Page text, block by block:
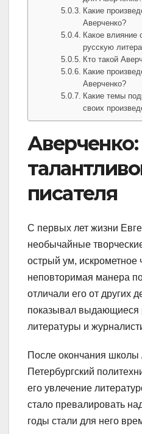
Какие
Аверченко?
Какое влияние
русскую
Кто такой
Какие
Аверченко?
Какие темы
своих
Аверченко:
писателя
С первых лет жизни
необычайные
острый ум, искрометное
неповторимая манера
отличали его от других
показывал выдающиеся
литературы и
После окончания школы
Петербургский
его увлечение
стало превалировать
годы стали для него